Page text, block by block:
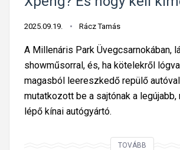
2025.09.19. Rácz Tamás
A Millenáris Park Üvegcsarnokában,
showműsorral, és, ha kötelekről
magasból leereszkedő repülő
mutatkozott be a sajtónak a legújabb,
lépő kínai autógyártó.
TOVÁBB